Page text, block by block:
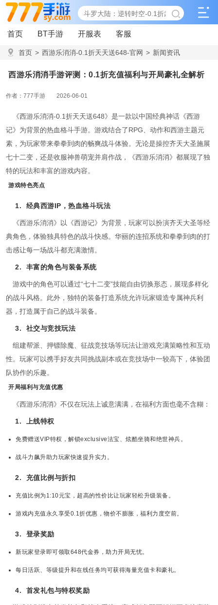
首页 BT手游 开服表 客服
首页 > 西游乐消消-0.1折天天送648-官网 > 新闻资讯
西游乐消消手游评测：0.1折充值福利与开局豪礼全解析
作者：777手游 2026-06-01
《西游乐消消-0.1折天天送648》是一款以中国经典神话《西游
记》为背景的热血格斗手游。游戏结合了RPG、动作和西游主题元
素，为玩家带来拳拳到肉的畅爽战斗体验。无论是操控齐天大圣施展
七十二变，还是收服神兽萌宠并肩作战，《西游乐消消》都展现了独
特的玩法和丰富的游戏内容。
游戏特色亮点
1. 经典西游IP，热血格斗玩法
《西游乐消消》以《西游记》为背景，玩家可以扮演齐天大圣等经
典角色，体验独具特色的战斗快感。华丽的连招系统和拳拳到肉的打
击感让每一场战斗都充满激情。
2. 丰富的角色与装备系统
游戏中的角色可以通过“七十二变”技能自由切换形态，展现多样化
的战斗风格。此外，独特的装备打造系统允许玩家锻造专属神兵利
器，打造属于自己的战斗装备。
3. 社交与竞技玩法
组建帮派、押镖除魔、征战竞技场等玩法让游戏充满策略性和互动
性。玩家可以携手好友共同挑战副本或在竞技场中一较高下，体验团
队协作的乐趣。
开局福利与充值优惠
《西游乐消消》不仅在玩法上诚意满满，在福利方面也毫不含糊：
1. 上线特权
免费赠送VIP特权，解锁exclusive法宝、炫酷坐骑和绝世神兵。
战斗力飙升助力玩家快速提升实力。
2. 充值比例与折扣
充值比例为1:10元宝，超高的性价比让玩家轻松升级装备。
游戏内充值永久享受0.1折优惠，物价不膨胀，福利力度空前。
3. 登录奖励
新玩家登录即可领取648代金券，助力开局无忧。
每日活跃、等级提升和在线任务均可获得海量充值卡和豪礼。
4. 首发礼包与特权奖励